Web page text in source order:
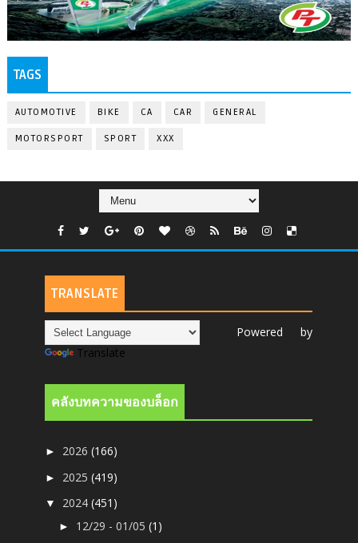
TAGS
AUTOMOTIVE BIKE CA CAR GENERAL
MOTORSPORT SPORT XXX
TRANSLATE
Powered by
Translate
คลังบทความของบล็อก
► 2026(166)
► 2025(419)
▼ 2024(451)
► 12/29 - 01/05(1)